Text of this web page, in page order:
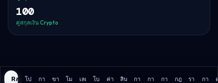
100
คู่สกุลเงิน Crypto
Rating History
โปรแกรมการขาดทุนรายวัน
ขาดทุนรวมโมเดลการลดลง
เลเวอเรจโบรกเกอร์ค่าคอมมิชชั่น
สินทรัพย์การเทรดข่าว
การจ่ายเงินการประเมินกฎการเทรด
รายละเอีย
การเ